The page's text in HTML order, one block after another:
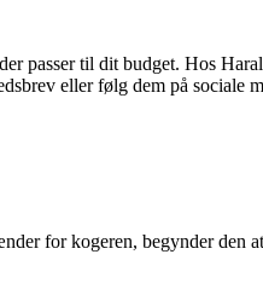
til dit budget. Hos
eller følg dem på sociale
for kogeren, begynder den